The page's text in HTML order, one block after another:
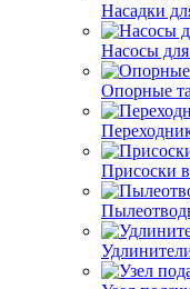
Насадки
Насосы
Опорные
Присоски